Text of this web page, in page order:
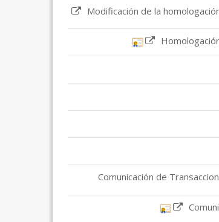
0306 - Comunicación de